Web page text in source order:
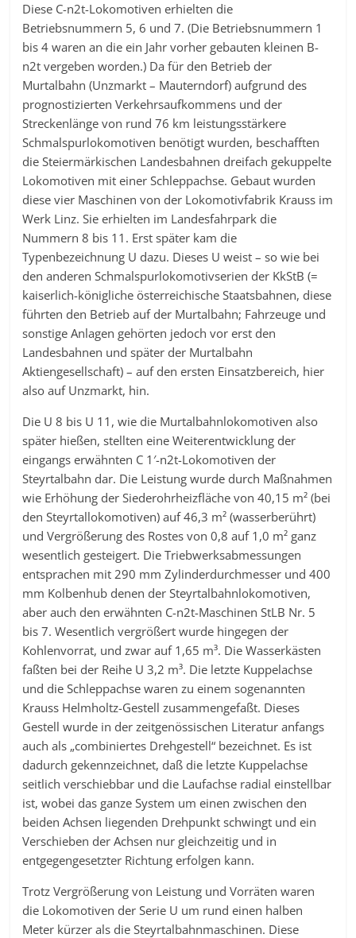
Diese C-n2t-Lokomotiven erhielten die
Betriebsnummern 5, 6 und 7. (Die Betriebsnummern 1
bis 4 waren an die ein Jahr vorher gebauten kleinen B-
n2t vergeben worden.) Da für den Betrieb der
Murtalbahn (Unzmarkt – Mauterndorf) aufgrund des
prognostizierten Verkehrsaufkommens und der
Streckenlänge von rund 76 km leistungsstärkere
Schmalspurlokomotiven benötigt wurden, beschafften
die Steiermärkischen Landesbahnen dreifach gekuppelte
Lokomotiven mit einer Schleppachse. Gebaut wurden
diese vier Maschinen von der Lokomotivfabrik Krauss im
Werk Linz. Sie erhielten im Landesfahrpark die
Nummern 8 bis 11. Erst später kam die
Typenbezeichnung U dazu. Dieses U weist – so wie bei
den anderen Schmalspurlokomotivserien der KkStB (=
kaiserlich-königliche österreichische Staatsbahnen, diese
führten den Betrieb auf der Murtalbahn; Fahrzeuge und
sonstige Anlagen gehörten jedoch vor erst den
Landesbahnen und später der Murtalbahn
Aktiengesellschaft) – auf den ersten Einsatzbereich, hier
also auf Unzmarkt, hin.
Die U 8 bis U 11, wie die Murtalbahnlokomotiven also
später hießen, stellten eine Weiterentwicklung der
eingangs erwähnten C 1′-n2t-Lokomotiven der
Steyrtalbahn dar. Die Leistung wurde durch Maßnahmen
wie Erhöhung der Siederohrheizfläche von 40,15 m² (bei
den Steyrtallokomotiven) auf 46,3 m² (wasserberührt)
und Vergrößerung des Rostes von 0,8 auf 1,0 m² ganz
wesentlich gesteigert. Die Triebwerksabmessungen
entsprachen mit 290 mm Zylinderdurchmesser und 400
mm Kolbenhub denen der Steyrtalbahnlokomotiven,
aber auch den erwähnten C-n2t-Maschinen StLB Nr. 5
bis 7. Wesentlich vergrößert wurde hingegen der
Kohlenvorrat, und zwar auf 1,65 m³. Die Wasserkästen
faßten bei der Reihe U 3,2 m³. Die letzte Kuppelachse
und die Schleppachse waren zu einem sogenannten
Krauss Helmholtz-Gestell zusammengefaßt. Dieses
Gestell wurde in der zeitgenössischen Literatur anfangs
auch als „combiniertes Drehgestell“ bezeichnet. Es ist
dadurch gekennzeichnet, daß die letzte Kuppelachse
seitlich verschiebbar und die Laufachse radial einstellbar
ist, wobei das ganze System um einen zwischen den
beiden Achsen liegenden Drehpunkt schwingt und ein
Verschieben der Achsen nur gleichzeitig und in
entgegengesetzter Richtung erfolgen kann.
Trotz Vergrößerung von Leistung und Vorräten waren
die Lokomotiven der Serie U um rund einen halben
Meter kürzer als die Steyrtalbahnmaschinen. Diese